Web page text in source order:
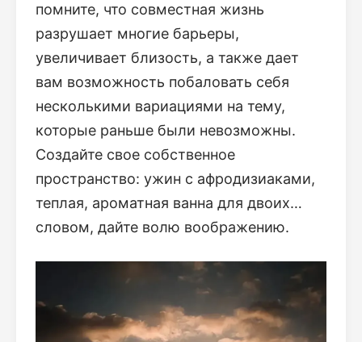
помните, что совместная жизнь
разрушает многие барьеры,
увеличивает близость, а также дает
вам возможность побаловать себя
несколькими вариациями на тему,
которые раньше были невозможны.
Создайте свое собственное
пространство: ужин с афродизиаками,
теплая, ароматная ванна для двоих…
словом, дайте волю воображению.